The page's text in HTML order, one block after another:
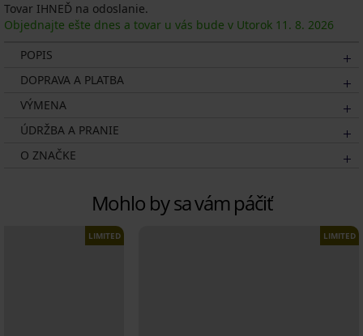
Tovar IHNEĎ na odoslanie.
Objednajte ešte dnes a tovar u vás bude v Utorok 11. 8. 2026
POPIS
DOPRAVA A PLATBA
VÝMENA
ÚDRŽBA A PRANIE
O ZNAČKE
Mohlo by sa vám páčiť
LIMITED LIMITED